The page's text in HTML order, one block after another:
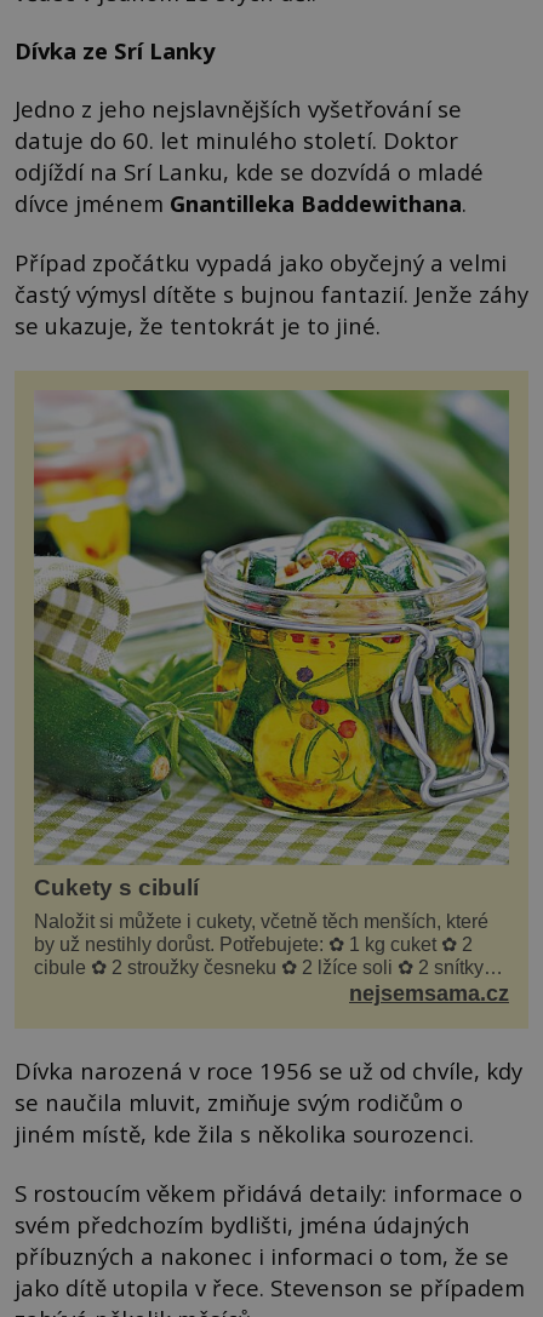
Dívka ze Srí Lanky
Jedno z jeho nejslavnějších vyšetřování se
datuje do 60. let minulého století. Doktor
odjíždí na Srí Lanku, kde se dozvídá o mladé
dívce jménem Gnantilleka Baddewithana.
Případ zpočátku vypadá jako obyčejný a velmi
častý výmysl dítěte s bujnou fantazií. Jenže záhy
se ukazuje, že tentokrát je to jiné.
Cukety s cibulí
Naložit si můžete i cukety, včetně těch menších, které
by už nestihly dorůst. Potřebujete: ✿ 1 kg cuket ✿ 2
cibule ✿ 2 stroužky česneku ✿ 2 lžíce soli ✿ 2 snítky
kopru ✿ hrst petrželky Nálev: ✿ 400 m...nejsemsama.cz
Dívka narozená v roce 1956 se už od chvíle, kdy
se naučila mluvit, zmiňuje svým rodičům o
jiném místě, kde žila s několika sourozenci.
S rostoucím věkem přidává detaily: informace o
svém předchozím bydlišti, jména údajných
příbuzných a nakonec i informaci o tom, že se
jako dítě utopila v řece. Stevenson se případem